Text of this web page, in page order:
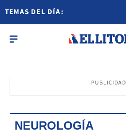
TEMAS DEL DÍA:
PUBLICIDAD
NEUROLOGÍA